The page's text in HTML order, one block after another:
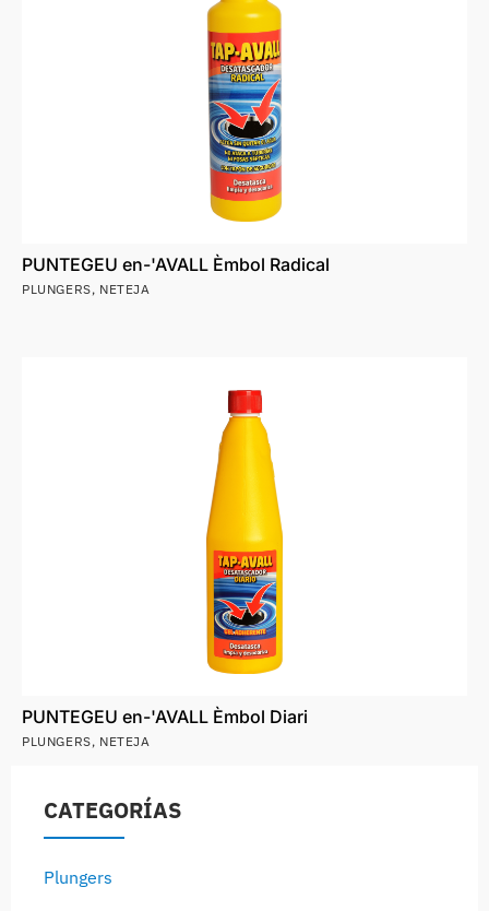
CATEGORÍAS
Plungers
PUNTEGEU en-'AVALL Èmbol Radical
PLUNGERS, NETEJA
PUNTEGEU en-'AVALL Èmbol Diari
PLUNGERS, NETEJA